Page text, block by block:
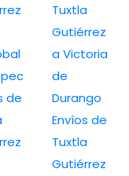
de
Tuxtla
Gutiérrez
a Victoria
de
Durango
Envíos de
Tuxtla
Gutiérrez